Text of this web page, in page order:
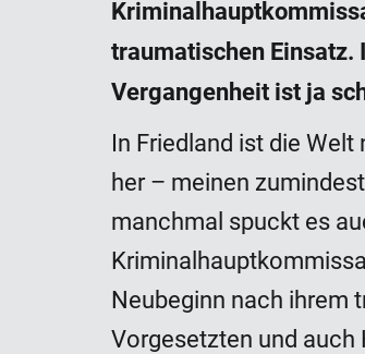
traumatischen Einsatz.
Vergangenheit ist ja
In Friedland ist die
her – meinen
manchmal spuckt es
Neubeginn nach ihrem
Vorgesetzten und auch